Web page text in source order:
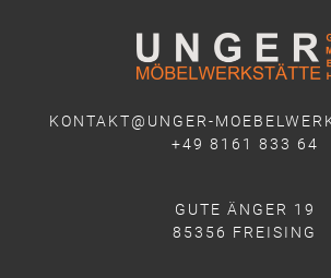
KONTAKT@UNGER-
+49 8161 833 64
GUTE ÄNGER 19
85356 FREISING